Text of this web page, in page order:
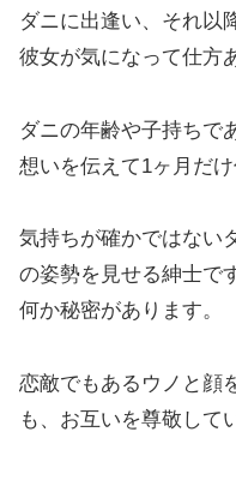
ダニに出逢い、それ以
彼女が気になって仕方
ダニの年齢や子持ちで
想いを伝えて1ヶ月だ
気持ちが確かではない
の姿勢を見せる紳士で
何か秘密があります。
恋敵でもあるウノと顔
も、お互いを尊敬して